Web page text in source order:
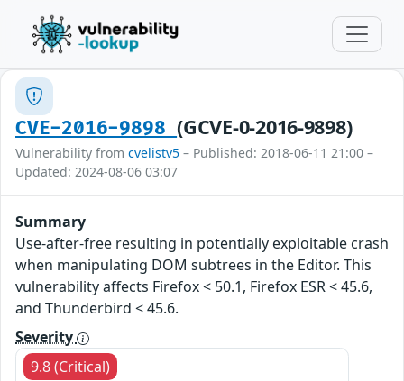
CVE-2016-9898(GCVE-0-2016-9898)
Vulnerability from cvelistv5 – Published: 2018-06-11 21:00 –
Updated: 2024-08-06 03:07
Summary
Use-after-free resulting in potentially exploitable crash
when manipulating DOM subtrees in the Editor. This
vulnerability affects Firefox < 50.1, Firefox ESR < 45.6,
and Thunderbird < 45.6.
Severity
9.8 (Critical)